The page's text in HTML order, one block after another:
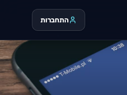
התחברות